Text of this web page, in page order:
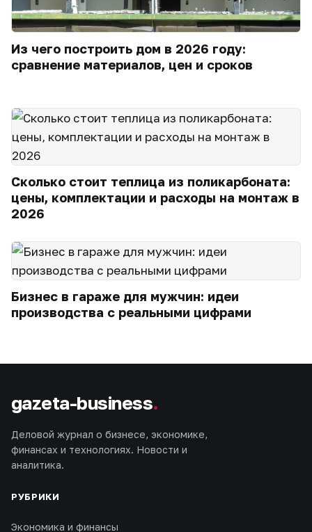
Из чего построить дом в 2026 году:
сравнение материалов, цен и сроков
Сколько стоит теплица из поликарбоната:
цены, комплектации и расходы на монтаж в
2026
Бизнес в гараже для мужчин: идеи
производства с реальными цифрами
gazeta-business.
Деловой журнал о бизнесе, экономике,
финансах и технологиях. Новости и
аналитика.
РУБРИКИ
Экономика и финансы